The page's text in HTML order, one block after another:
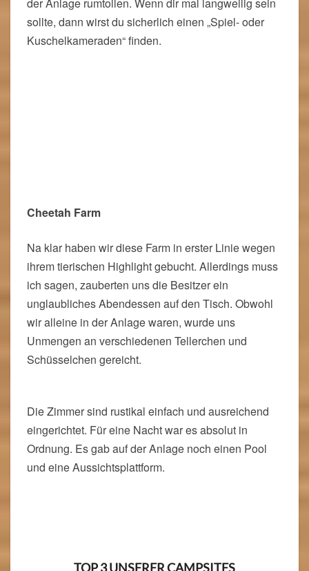
sollte, dann wirst du sicherlich einen „Spiel- oder
Kuschelkameraden“ finden.
Cheetah Farm
Na klar haben wir diese Farm in erster Linie wegen
ihrem tierischen Highlight gebucht. Allerdings muss
ich sagen, zauberten uns die Besitzer ein
Unmengen an verschiedenen Tellerchen und
Schüsselchen gereicht.
und eine Aussichtsplattform.